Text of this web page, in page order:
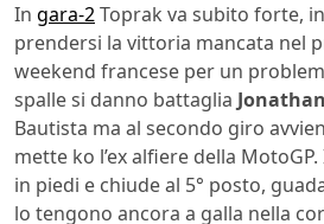
In gara-2Toprak va subito forte,
prendersi la vittoria mancata nel
weekend francese per un
spalle si danno battaglia
Bautista ma al secondo giro
mette ko l’ex alfiere della
in piedi e chiude al 5° posto,
lo tengono ancora a galla nella